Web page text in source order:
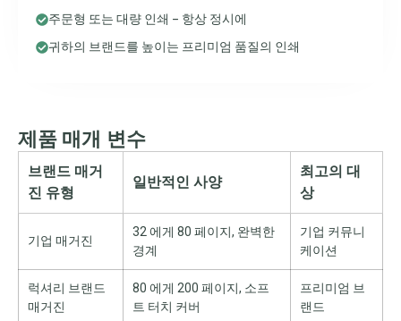
주문형 또는 대량 인쇄 – 항상 정시에
귀하의 브랜드를 높이는 프리미엄 품질의 인쇄
제품 매개 변수
브랜드 매거
진 유형
일반적인 사양
최고의 대
상
기업 매거진
32 에게 80 페이지, 완벽한
경계
기업 커뮤니
케이션
럭셔리 브랜드
매거진
80 에게 200 페이지, 소프
트 터치 커버
프리미엄 브
랜드